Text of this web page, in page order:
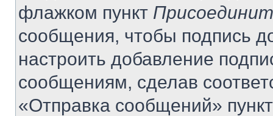
флажком пункт
сообщения, чтобы подпись
настроить добавление
сообщениям, сделав
«Отправка сообщений»